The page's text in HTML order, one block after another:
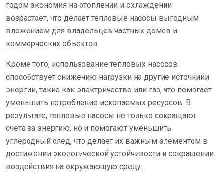
годом экономия на отоплении и охлаждении
возрастает, что делает тепловые насосы выгодным
вложением для владельцев частных домов и
коммерческих объектов.
Кроме того, использование тепловых насосов
способствует снижению нагрузки на другие источники
энергии, такие как электричество или газ, что помогает
уменьшить потребление ископаемых ресурсов. В
результате, тепловые насосы не только сокращают
счета за энергию, но и помогают уменьшить
углеродный след, что делает их важным элементом в
достижении экологической устойчивости и сокращении
воздействия на окружающую среду.